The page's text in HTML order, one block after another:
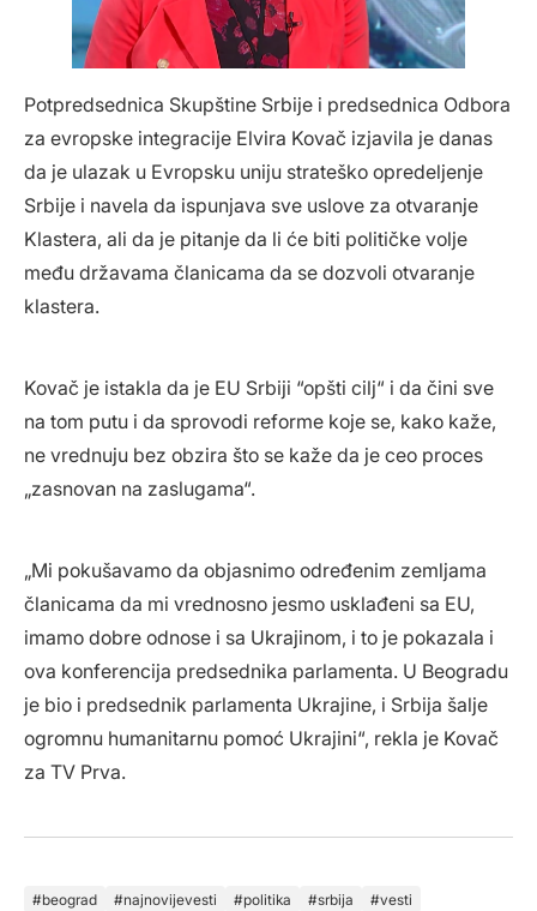
Potpredsednica Skupštine Srbije i predsednica Odbora
za evropske integracije Elvira Kovač izjavila je danas
da je ulazak u Evropsku uniju strateško opredeljenje
Srbije i navela da ispunjava sve uslove za otvaranje
Klastera, ali da je pitanje da li će biti političke volje
među državama članicama da se dozvoli otvaranje
klastera.
Kovač je istakla da je EU Srbiji “opšti cilj“ i da čini sve
na tom putu i da sprovodi reforme koje se, kako kaže,
ne vrednuju bez obzira što se kaže da je ceo proces
„zasnovan na zaslugama“.
„Mi pokušavamo da objasnimo određenim zemljama
članicama da mi vrednosno jesmo usklađeni sa EU,
imamo dobre odnose i sa Ukrajinom, i to je pokazala i
ova konferencija predsednika parlamenta. U Beogradu
je bio i predsednik parlamenta Ukrajine, i Srbija šalje
ogromnu humanitarnu pomoć Ukrajini“, rekla je Kovač
za TV Prva.
beograd najnovijevesti politika srbija vesti